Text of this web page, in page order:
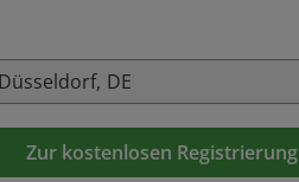
Zur kostenlosen Registrierung